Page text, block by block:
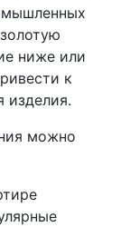
ниже или
к
изделия.
можно